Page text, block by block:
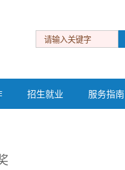
招生就业 服务指南